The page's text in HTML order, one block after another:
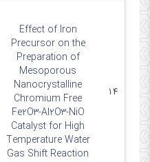
۱۴
Effect of Iron
Precursor on the
Preparation of
Mesoporous
Nanocrystalline
Chromium Free
Fe2O3-Al2O3-NiO
Catalyst for High
Temperature Water
Gas Shift Reaction